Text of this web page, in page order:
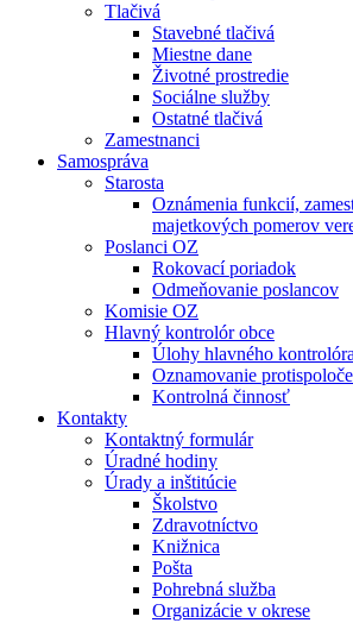
Tlačivá
Stavebné tlačivá
Miestne dane
Životné prostredie
Sociálne služby
Ostatné tlačivá
Zamestnanci
Samospráva
Starosta
Oznámenia funkcií,
majetkových pomerov
Poslanci OZ
Rokovací poriadok
Odmeňovanie poslancov
Komisie OZ
Hlavný kontrolór obce
Úlohy hlavného kontrolóra
Oznamovanie
Kontrolná činnosť
Kontakty
Kontaktný formulár
Úradné hodiny
Úrady a inštitúcie
Školstvo
Zdravotníctvo
Knižnica
Pošta
Pohrebná služba
Organizácie v okrese